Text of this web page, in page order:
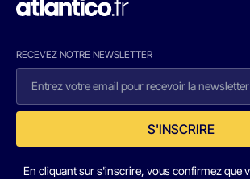
RECEVEZ NOTRE NEWSLETTER
S'INSCRIRE
En cliquant sur s'inscrire, vous confirmez que